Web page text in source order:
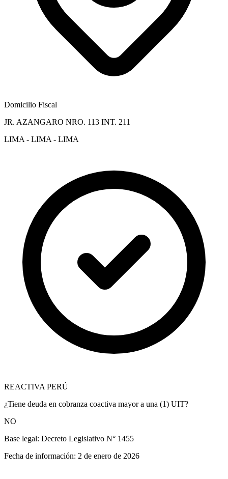
Domicilio Fiscal
JR. AZANGARO NRO. 113 INT. 211
LIMA - LIMA - LIMA
REACTIVA PERÚ
¿Tiene deuda en cobranza coactiva mayor a una (1) UIT?
NO
Base legal: Decreto Legislativo N° 1455
Fecha de información: 2 de enero de 2026